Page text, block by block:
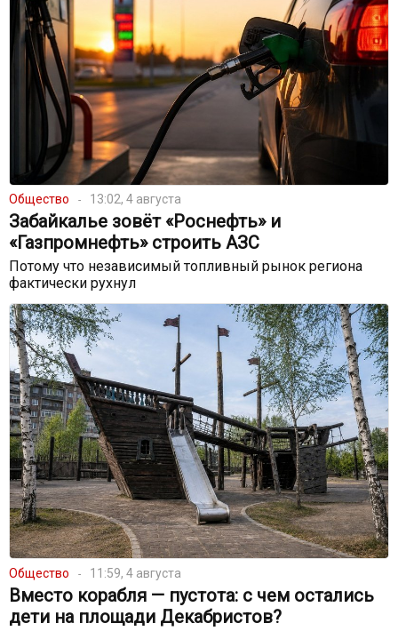
Общество 13:02, 4 августа
Забайкалье зовёт «Роснефть» и
«Газпромнефть» строить АЗС
Потому что независимый топливный рынок региона
фактически рухнул
Общество 11:59, 4 августа
Вместо корабля — пустота: с чем остались
дети на площади Декабристов?